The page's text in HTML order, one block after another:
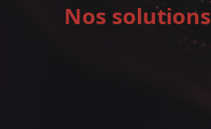
Nos solutions